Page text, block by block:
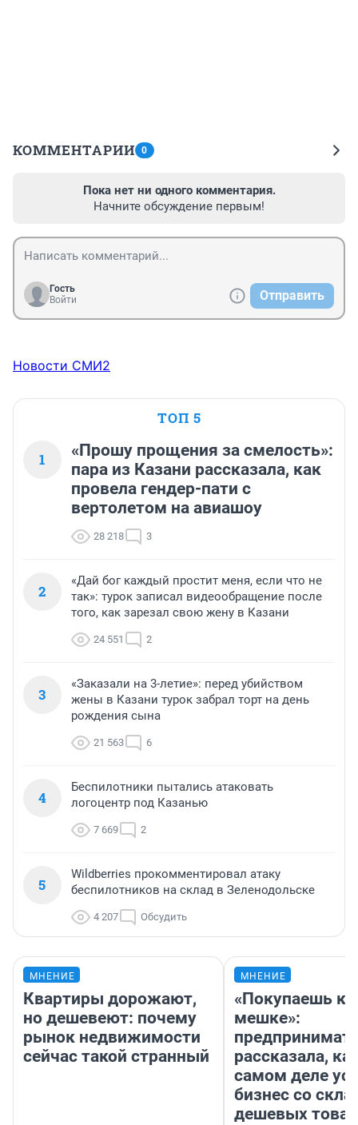
КОММЕНТАРИИ 0
Пока нет ни одного комментария.
Начните обсуждение первым!
Гость
Войти
Отправить
Новости СМИ2
ТОП 5
1
«Прошу прощения за смелость»:
пара из Казани рассказала, как
провела гендер-пати с
вертолетом на авиашоу
28 218 3
2
«Дай бог каждый простит меня, если что не
так»: турок записал видеообращение после
того, как зарезал свою жену в Казани
24 551 2
3
«Заказали на 3-летие»: перед убийством
жены в Казани турок забрал торт на день
рождения сына
21 563 6
4
Беспилотники пытались атаковать
логоцентр под Казанью
7 669 2
5
Wildberries прокомментировал атаку
беспилотников на склад в Зеленодольске
4 207 Обсудить
МНЕНИЕ
Квартиры дорожают,
но дешевеют: почему
рынок недвижимости
сейчас такой странный
МНЕНИЕ
«Покупаешь
мешке»:
рассказала,
самом деле
бизнес со
дешевых